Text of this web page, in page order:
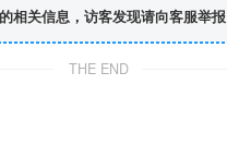
相关信息，访客发现请向客服举报
THE END